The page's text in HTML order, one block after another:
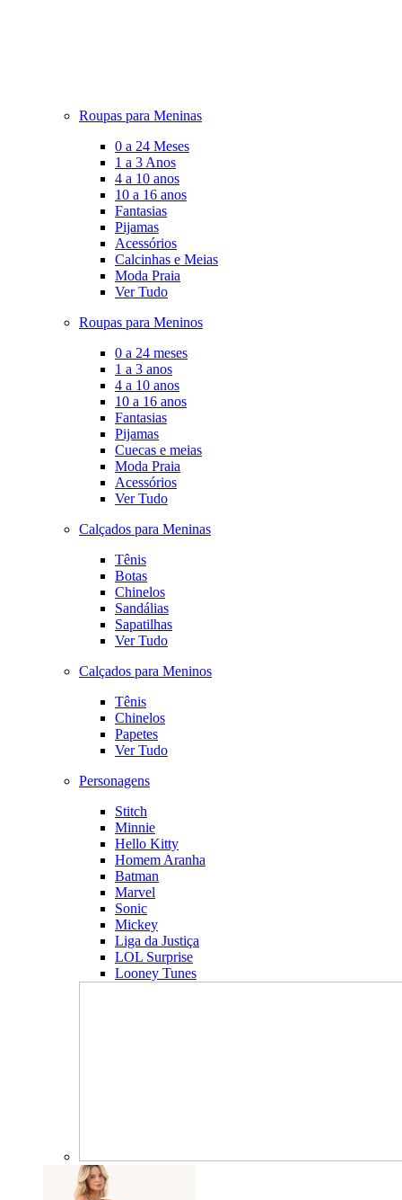
Roupas para Meninas
0 a 24 Meses
1 a 3 Anos
4 a 10 anos
10 a 16 anos
Fantasias
Pijamas
Acessórios
Calcinhas e Meias
Moda Praia
Ver Tudo
Roupas para Meninos
0 a 24 meses
1 a 3 anos
4 a 10 anos
10 a 16 anos
Fantasias
Pijamas
Cuecas e meias
Moda Praia
Acessórios
Ver Tudo
Calçados para Meninas
Tênis
Botas
Chinelos
Sandálias
Sapatilhas
Ver Tudo
Calçados para Meninos
Tênis
Chinelos
Papetes
Ver Tudo
Personagens
Stitch
Minnie
Hello Kitty
Homem Aranha
Batman
Marvel
Sonic
Mickey
Liga da Justiça
LOL Surprise
Looney Tunes